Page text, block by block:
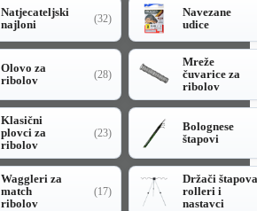
Natjecateljski
najloni
(32)
Navezane
udice
Olovo za
ribolov
(28)
Mreže
čuvarice za
ribolov
Klasični
plovci za
ribolov
(23)
Bolognese
štapovi
Waggleri za
match
ribolov
(17)
Držači štapova
rolleri i
nastavci